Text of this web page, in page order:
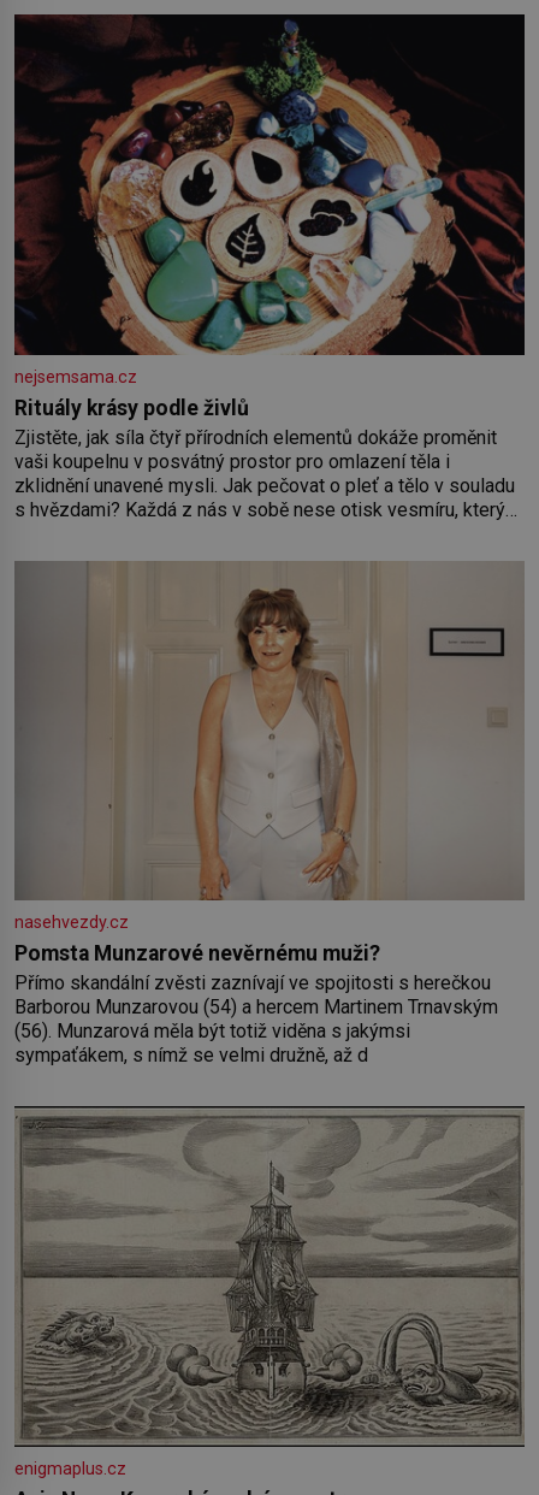
nejsemsama.cz
Rituály krásy podle živlů
Zjistěte, jak síla čtyř přírodních elementů dokáže proměnit
vaši koupelnu v posvátný prostor pro omlazení těla i
zklidnění unavené mysli. Jak pečovat o pleť a tělo v souladu
s hvězdami? Každá z nás v sobě nese otisk vesmíru, který
pokožky. Ohnivá znamení Ženy narozené ve znamení Berana,
nasehvezdy.cz
Pomsta Munzarové nevěrnému muži?
Přímo skandální zvěsti zaznívají ve spojitosti s herečkou
Barborou Munzarovou (54) a hercem Martinem Trnavským
(56). Munzarová měla být totiž viděna s jakýmsi
sympaťákem, s nímž se velmi družně, až d
enigmaplus.cz